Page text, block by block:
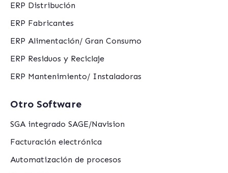
ERP Distribución
ERP Fabricantes
ERP Alimentación/ Gran Consumo
ERP Residuos y Reciclaje
ERP Mantenimiento/ Instaladoras
Otro Software
SGA integrado SAGE/Navision
Facturación electrónica
Automatización de procesos